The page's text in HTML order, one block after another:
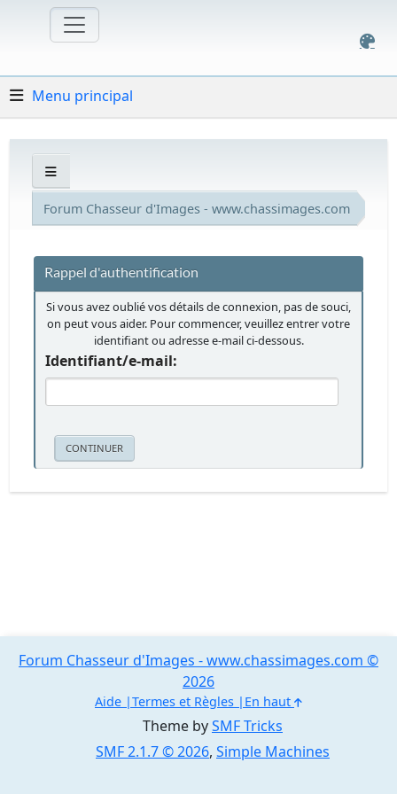
Menu principal
Forum Chasseur d'Images - www.chassimages.com
Rappel d'authentification
Si vous avez oublié vos détails de connexion, pas de souci,
on peut vous aider. Pour commencer, veuillez entrer votre
identifiant ou adresse e-mail ci-dessous.
Identifiant/e-mail:
Theme bySMF Tricks
SMF 2.1.7 © 2026, Simple Machines
Forum Chasseur d'Images - www.chassimages.com ©
2026
Aide Termes et Règles En haut